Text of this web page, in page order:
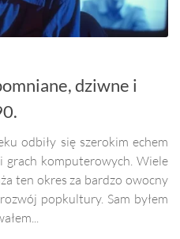
dziwne i
odbiły się szerokim echem
grach komputerowych. Wiele
ten okres za bardzo owocny
popkultury. Sam byłem